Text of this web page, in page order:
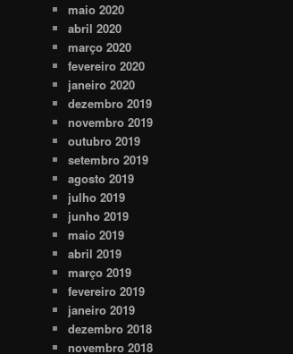
maio 2020
abril 2020
março 2020
fevereiro 2020
janeiro 2020
dezembro 2019
novembro 2019
outubro 2019
setembro 2019
agosto 2019
julho 2019
junho 2019
maio 2019
abril 2019
março 2019
fevereiro 2019
janeiro 2019
dezembro 2018
novembro 2018